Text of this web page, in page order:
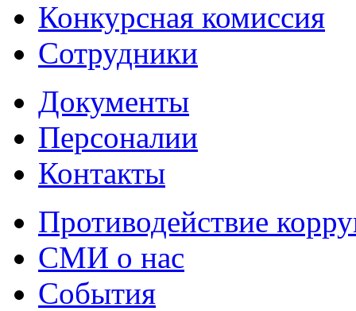
Конкурсная комиссия
Сотрудники
Документы
Персоналии
Контакты
Противодействие
СМИ о нас
События